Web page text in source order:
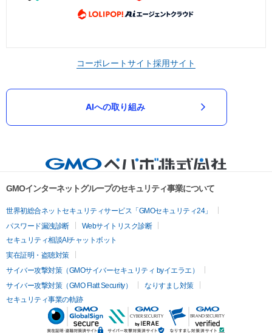
コーポレートサイト採用サイト
AIへの取り組み
GMOインターネットグループのセキュリティ事業について
世界初総合ネットセキュリティサービス「GMOセキュリティ24」
パスワード漏洩診断
Webサイトリスク診断
セキュリティ相談AIチャットボット
実在証明・盗聴対策
サイバー攻撃対策（GMOサイバーセキュリティ byイエラエ）
サイバー攻撃対策（GMO Flatt Security）
なりすまし対策
セキュリティ事業の軌跡